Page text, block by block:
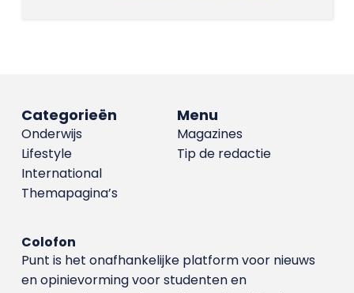
Menu
Magazines
Tip de redactie
Categorieën
Onderwijs
Lifestyle
International
Themapagina’s
Colofon
Punt is het onafhankelijke platform voor nieuws
en opinievorming voor studenten en